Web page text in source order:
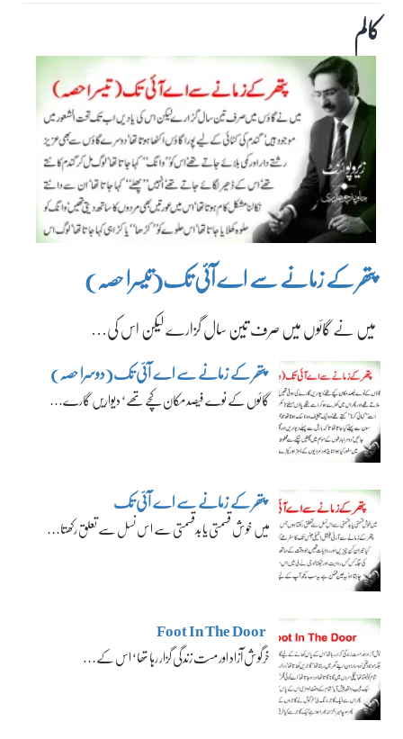
کالم
پتھر کے زمانے سے اے آئی تک(تیسرا حصہ)
میں نے گائوں میں صرف تین سال گزارے لیکن اس کی…
پتھر کے زمانے سے اے آئی تک(دوسرا حصہ)
گائوں کے نوے فیصد مکان کچے تھے‘ دیواریں گارے…
پتھر کے زمانے سے اے آئی تک
میں خوش قسمتی یا بدقسمتی سے اس نسل سے تعلق رکھتا…
Foot In The Door
خرگوش آزاد اور مست زندگی گزار رہا تھا‘ اس کے…